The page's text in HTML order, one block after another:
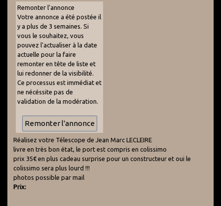
Remonter l'annonce
Votre annonce a été postée il
y a plus de 3 semaines. Si
vous le souhaitez, vous
pouvez l'actualiser à la date
actuelle pour la faire
remonter en tête de liste et
lui redonner de la visibilité.
Ce processus est immédiat et
ne nécéssite pas de
validation de la modération.
Réalisez votre Télescope de Jean Marc LECLEIRE
livre en très bon état, le port est compris en colissimo
prix 35€ en plus cadeau surprise pour un constructeur et oui le
colissimo sera plus lourd !!!
photos possible par mail
Prix: